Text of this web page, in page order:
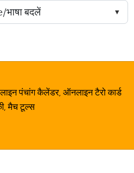
पंचांग कैलेंडर, ऑनलाइन टैरो कार्ड
मैच टूल्स